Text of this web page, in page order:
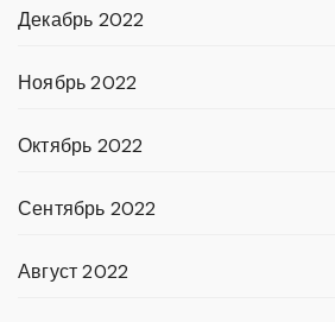
Декабрь 2022
Ноябрь 2022
Октябрь 2022
Сентябрь 2022
Август 2022